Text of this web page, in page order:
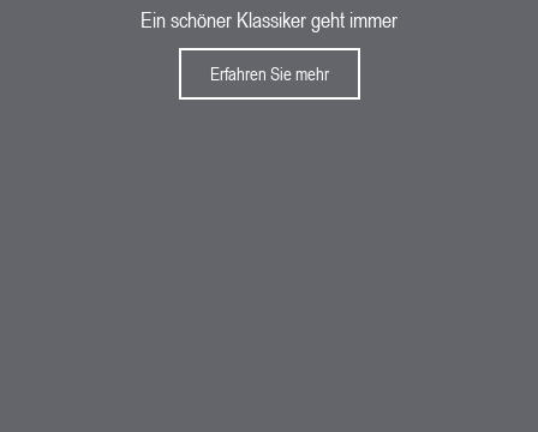
Ein schöner Klassiker geht immer
Erfahren Sie mehr